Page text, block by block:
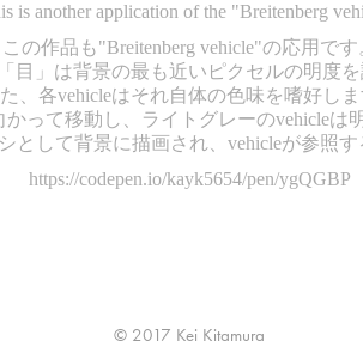
is another application of the "Breitenberg
この作品も"Breitenberg vehicle"の応用です
目」は背景の最も近いピクセルの明度を
、各vehicleはそれ自体の色味を嗜好しま
って移動し、ライトグレーのvehicleは
として背景に描画され、vehicleが参照
https://codepen.io/kayk5654/pen/ygQGBP
© 2017 Kei Kitamura